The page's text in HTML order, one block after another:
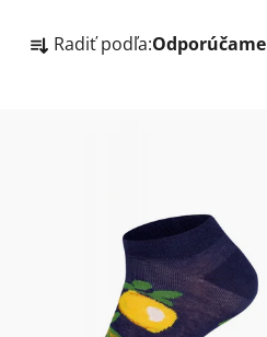
a Radiť podľa:Odporúčame